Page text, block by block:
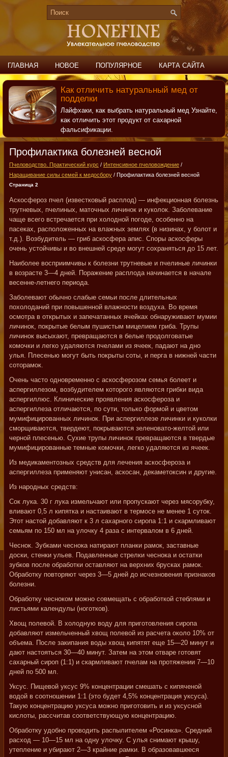
ГЛАВНАЯ НОВОЕ ПОПУЛЯРНОЕ КАРТА САЙТА
ПОИСК КОНТАКТЫ
Как отличить натуральный мед от
подделки
Лайфхаки, как выбрать натуральный мед Узнайте,
как отличить этот продукт от сахарной
фальсификации.
Профилактика болезней весной
Пчеловодство. Практический курс / Интенсивное пчеловождение /
Наращивание силы семей к медосбору / Профилактика болезней весной
Страница 2
Аскосфероз пчел (известковый расплод) — инфекционная болезнь
трутневых, пчелиных, маточных личинок и куколок. Заболевание
чаще всего встречается при холодной погоде, особенно на
пасеках, расположенных на влажных землях (в низинах, у болот и
т.д.). Возбудитель — гриб аскосфера апис. Споры аскосферы
очень устойчивы и во внешней среде могут сохраняться до 15 лет.
Наиболее восприимчивы к болезни трутневые и пчелиные личинки
в возрасте 3—4 дней. Поражение расплода начинается в начале
весенне-летнего периода.
Заболевают обычно слабые семьи после длительных
похолоданий при повышенной влажности воздуха. Во время
осмотра в открытых и запечатанных ячейках обнаруживают мумии
личинок, покрытые белым пушистым мицелием гриба. Трупы
личинок высыхают, превращаются в белые продолговатые
комочки и легко удаляются пчелами из ячеек, падают на дно
улья. Плесенью могут быть покрыты соты, и перга в нижней части
соторамок.
Очень часто одновременно с аскосферозом семья болеет и
аспергиллезом, возбудителем которого являются грибки вида
аспергиллюс. Клинические проявления аскосфероза и
аспергиллеза отличаются, по сути, только формой и цветом
мумифицированных личинок. При аспергиллезе личинки и куколки
сморщиваются, твердеют, покрываются зеленовато-желтой или
черной плесенью. Сухие трупы личинок превращаются в твердые
мумифицированные темные комочки, легко удаляются из ячеек.
Из медикаментозных средств для лечения аскосфероза и
аспергиллеза применяют унисан, аскосан, декаметоксин и другие.
Из народных средств:
Сок лука. 30 г лука измельчают или пропускают через мясорубку,
вливают 0,5 л кипятка и настаивают в термосе не менее 1 суток.
Этот настой добавляют к 3 л сахарного сиропа 1:1 и скармливают
семьям по 150 мл на улочку 4 раза с интервалом в 6 дней.
Чеснок. Зубками чеснока натирают планки рамок, заставные
доски, стенки ульев. Подавленные стрелки чеснока и остатки
зубков после обработки оставляют на верхних брусках рамок.
Обработку повторяют через 3—5 дней до исчезновения признаков
болезни.
Обработку чесноком можно совмещать с обработкой стеблями и
листьями календулы (ноготков).
Хвощ полевой. В холодную воду для приготовления сиропа
добавляют измельченный хвощ полевой из расчета около 10% от
объема. После закипания воды хвощ кипятят еще 15—20 минут и
дают настояться 30—40 минут. Затем на этом отваре готовят
сахарный сироп (1:1) и скармливают пчелам на протяжении 7—10
дней по 500 мл.
Уксус. Пищевой уксус 9% концентрации смешать с кипяченой
водой в соотношении 1:1 (это будет 4,5% концентрация уксуса).
Такую концентрацию уксуса можно приготовить и из уксусной
кислоты, рассчитав соответствующую концентрацию.
Обработку удобно проводить распылителем «Росинка». Средний
расход — 10—15 мл на одну улочку. С улья снимают крышу,
утепление и убирают 2—3 крайние рамки. В образовавшееся